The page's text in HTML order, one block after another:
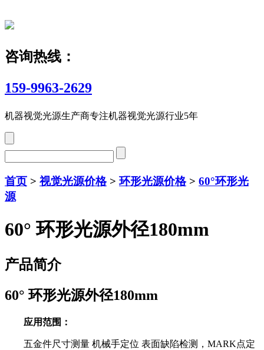
咨询热线：
159-9963-2629
机器视觉光源生产商专注机器视觉光源行业5年
首页 > 视觉光源价格>环形光源价格> 60°环形光
源
60° 环形光源外径180mm
产品简介
60° 环形光源外径180mm
应用范围：
五金件尺寸测量 机械手定位 表面缺陷检测，MARK点定